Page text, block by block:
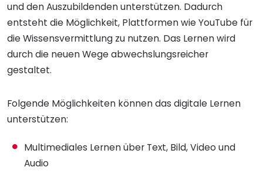
und den Auszubildenden unterstützen. Dadurch
entsteht die Möglichkeit, Plattformen wie YouTube für
die Wissensvermittlung zu nutzen. Das Lernen wird
durch die neuen Wege abwechslungsreicher
gestaltet.
Folgende Möglichkeiten können das digitale Lernen
unterstützen:
Multimediales Lernen über Text, Bild, Video und
Audio